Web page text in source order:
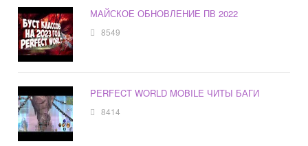
МАЙСКОЕ ОБНОВЛЕНИЕ ПВ 2022
8549
PERFECT WORLD MOBILE ЧИТЫ БАГИ
8414